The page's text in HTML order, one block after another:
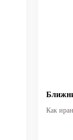
Как